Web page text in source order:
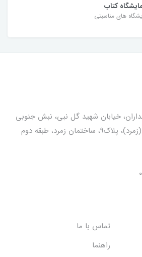
کتاب
های مناسبتی
خیابان شهید گل نبی، نبش جنوبی
زمرد، طبقه دوم
تماس با ما
راهنما